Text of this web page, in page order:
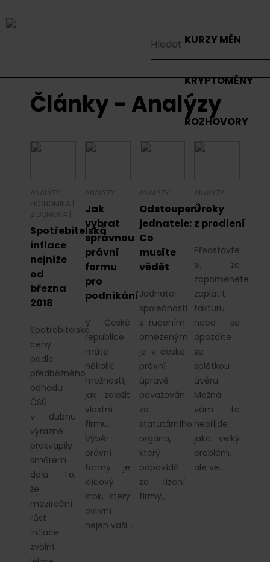
KURZY MĚN
KRYPTOMĚNY
ROZHOVORY
Články - Analýzy
ANALÝZY
EKONOMIKA
Z DOMOVA
Spotřebitelská
inflace
nejníže
od
března
2018
Spotřebitelské
ceny
podle
předběžného
odhadu
ČSÚ
v dubnu
výrazně
překvapily
směrem
dolů. To,
že
meziroční
růst
inflace
zvolní
ANALÝZY
Jak
vybrat
správnou
právní
formu
pro
podnikání
V České
republice
máte
několik
možností,
jak založit
vlastní
firmu.
Výběr
právní
formy je
klíčový
krok, který
ovlivní
nejen vaši…
ANALÝZY
Odstoupení
jednatele:
Co
musíte
vědět
Jednatel
společnosti
s ručením
omezeným
je v české
právní
úpravě
považován
za
statutárního
orgána,
který
odpovídá
za řízení
firmy,…
ANALÝZY
Úroky
z prodlení
Představte
si, že
zapomenete
zaplatit
fakturu
nebo se
opozdíte
se
splátkou
úvěru.
Možná
vám to
nepřijde
jako velký
problém,
ale ve…